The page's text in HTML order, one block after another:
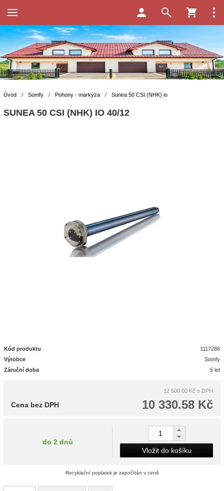
Úvod / Somfy / Pohony - markýza / Sunea 50 CSI (NHK) io
SUNEA 50 CSI (NHK) IO 40/12
Kód produktu
1117286
Výrobce
Somfy
Záruční doba
5 let
12 500.00 Kč s DPH
10 330.58 Kč
Cena bez DPH
do 2 dnů
Vložit do košíku
Recyklační poplatek je započítán v ceně